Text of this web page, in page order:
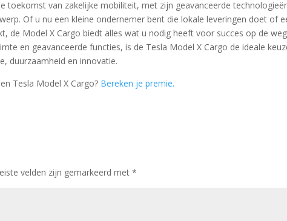
toekomst van zakelijke mobiliteit, met zijn geavanceerde
Of u nu een kleine ondernemer bent die lokale leveringen doet of
de Model X Cargo biedt alles wat u nodig heeft voor succes op de
en geavanceerde functies, is de Tesla Model X Cargo de ideale
duurzaamheid en innovatie.
Tesla Model X Cargo? Bereken je premie.
velden zijn gemarkeerd met*